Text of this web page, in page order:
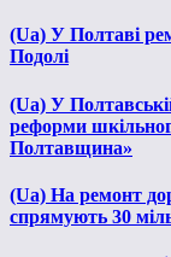
(Ua) У Полтаві
Подолі
(Ua) У
реформи
Полтавщина»
(Ua) На ремонт
спрямують 30